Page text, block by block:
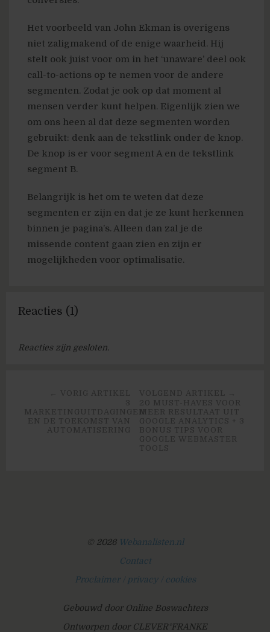
Het voorbeeld van John Ekman is overigens
niet zaligmakend of de enige waarheid. Hij
stelt ook juist voor om in het ‘unaware’ deel ook
call-to-actions op te nemen voor de andere
segmenten. Zodat je ook op dat moment al
mensen verder kunt helpen. Eigenlijk zien we
om ons heen al dat deze segmenten worden
gebruikt: denk aan de tekstlink onder de knop.
De knop is er voor segment A en de tekstlink
segment B.
Belangrijk is het om te weten dat deze
segmenten er zijn en dat je ze kunt herkennen
binnen je pagina’s. Alleen dan zal je de
missende content gaan zien en zijn er
mogelijkheden voor optimalisatie.
Reacties (1)
Reacties zijn gesloten.
VOLGEND ARTIKEL →
20 MUST-HAVES VOOR
MEER RESULTAAT UIT
GOOGLE ANALYTICS + 3
BONUS TIPS VOOR
GOOGLE WEBMASTER
TOOLS
← VORIG ARTIKEL
3
MARKETINGUITDAGINGEN
EN DE TOEKOMST VAN
AUTOMATISERING
© 2026 Webanalisten.nl
Contact
Proclaimer / privacy / cookies
Gebouwd door Online Boswachters
Ontworpen door CLEVER°FRANKE